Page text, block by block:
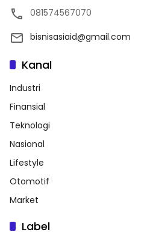
081574567070
bisnisasiaid@gmail.com
Kanal
Industri
Finansial
Teknologi
Nasional
Lifestyle
Otomotif
Market
Label